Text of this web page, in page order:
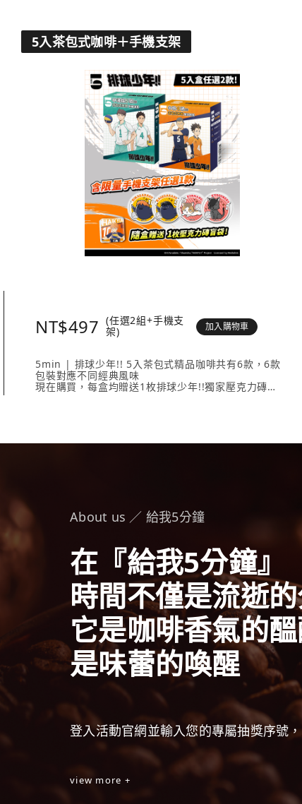
5入茶包式咖啡＋手機支架
NT$497 (任選2組+手機支
架)
加入購物車
5min | 排球少年!! 5入茶包式精品咖啡共有6款，6款
包裝對應不同經典風味
現在購買，每盒均贈送1枚排球少年!!獨家壓克力磚
（隨盒附贈1枚壓克力磚）任選2款、《排球少年!!手機
About us ／ 給我5分鐘
在『給我5分鐘』
時間不僅是流逝
它是咖啡香氣的
是味蕾的喚醒
登入活動官網並輸入您的專屬抽獎序號
view more +